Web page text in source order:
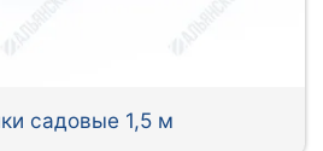
садовые 1,5 м